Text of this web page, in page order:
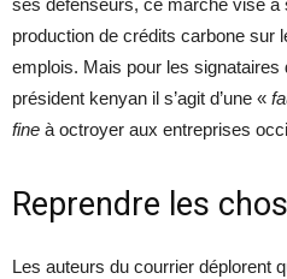
ses défenseurs, ce marché vise à
production de crédits carbone sur
emplois. Mais pour les signataires
président kenyan il s’agit d’une «
fine à octroyer aux entreprises
Reprendre les
Les auteurs du courrier déplorent